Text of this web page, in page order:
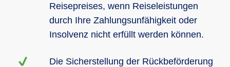
Reisepreises, wenn Reiseleistungen
durch Ihre Zahlungsunfähigkeit oder
Insolvenz nicht erfüllt werden können.
Die Sicherstellung der Rückbeförderung